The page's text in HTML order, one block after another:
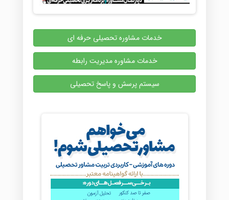
خدمات مشاوره تحصیلی حرفه ای
خدمات مشاوره مدیریت رابطه
سیستم پرسش و پاسخ تحصیلی